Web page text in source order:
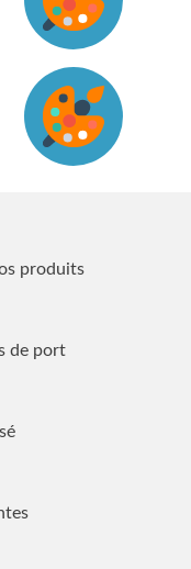
produits
de port